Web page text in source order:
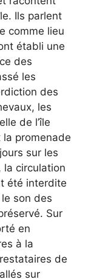
Ils parlent
comme lieu
établi une
des
les
des
les
de l’île
promenade
sur les
la circulation
été interdite
son des
Sur
en
à la
de
sur